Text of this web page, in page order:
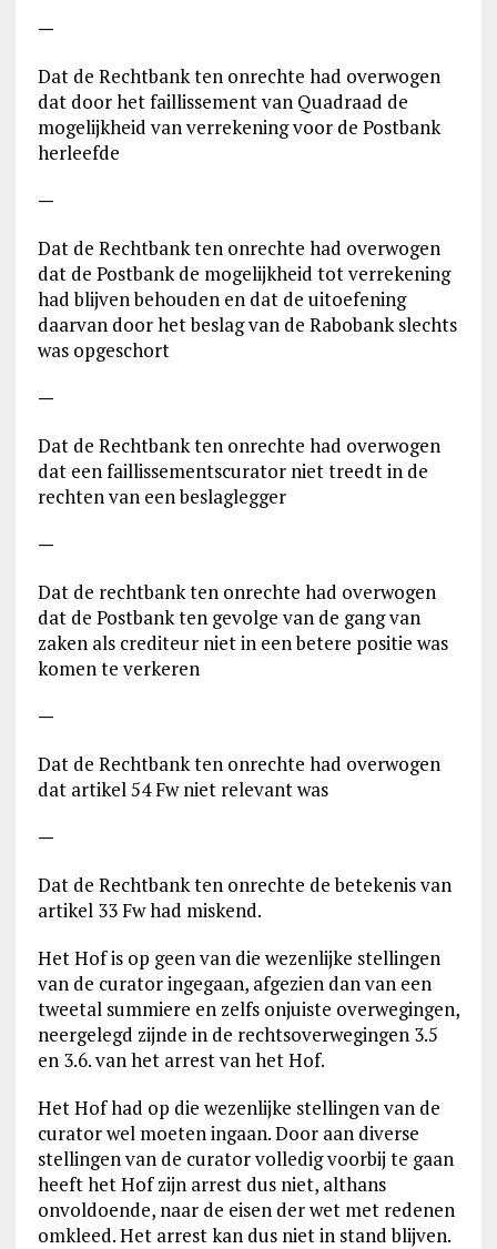
—
Dat de Rechtbank ten onrechte had overwogen
dat door het faillissement van Quadraad de
mogelijkheid van verrekening voor de Postbank
herleefde
—
Dat de Rechtbank ten onrechte had overwogen
dat de Postbank de mogelijkheid tot verrekening
had blijven behouden en dat de uitoefening
daarvan door het beslag van de Rabobank slechts
was opgeschort
—
Dat de Rechtbank ten onrechte had overwogen
dat een faillissementscurator niet treedt in de
rechten van een beslaglegger
—
Dat de rechtbank ten onrechte had overwogen
dat de Postbank ten gevolge van de gang van
zaken als crediteur niet in een betere positie was
komen te verkeren
—
Dat de Rechtbank ten onrechte had overwogen
dat artikel 54 Fw niet relevant was
—
Dat de Rechtbank ten onrechte de betekenis van
artikel 33 Fw had miskend.
Het Hof is op geen van die wezenlijke stellingen
van de curator ingegaan, afgezien dan van een
tweetal summiere en zelfs onjuiste overwegingen,
neergelegd zijnde in de rechtsoverwegingen 3.5
en 3.6. van het arrest van het Hof.
Het Hof had op die wezenlijke stellingen van de
curator wel moeten ingaan. Door aan diverse
stellingen van de curator volledig voorbij te gaan
heeft het Hof zijn arrest dus niet, althans
onvoldoende, naar de eisen der wet met redenen
omkleed. Het arrest kan dus niet in stand blijven.